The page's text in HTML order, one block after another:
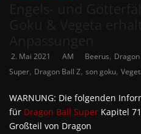
2. Mai 2021 AM Beerus,
Super, Dragon Ball Z, son goku,
WARNUNG: Die folgenden
für Dragon Ball Super Kapitel
Großteil von Dragon